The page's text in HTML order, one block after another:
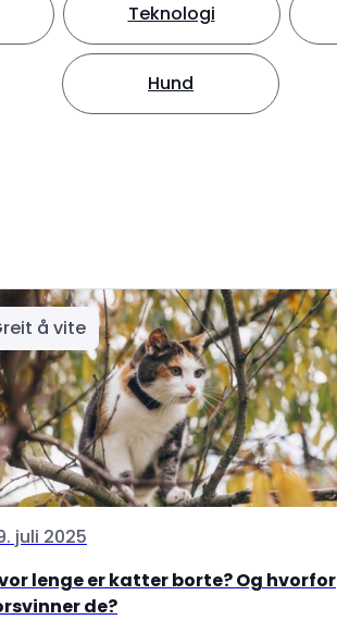
Teknologi
Hund
å vite
juli 2025
lenge er katter borte? Og hvorfor
de?